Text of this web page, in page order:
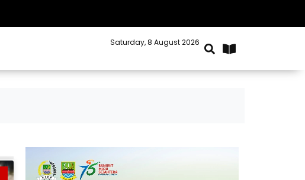
Saturday, 8 August 2026